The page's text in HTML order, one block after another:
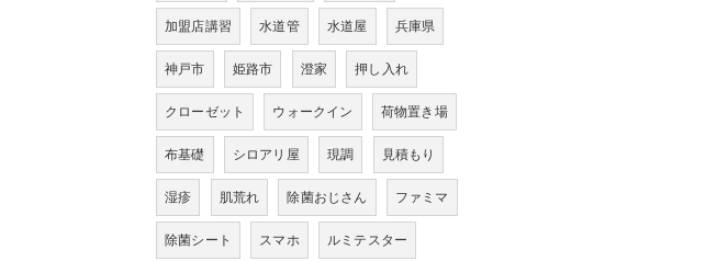
加盟店講習 水道管 水道屋 兵庫県
神戸市 姫路市 澄家 押し入れ
クローゼット ウォークイン 荷物置き場
布基礎 シロアリ屋 現調 見積もり
湿疹 肌荒れ 除菌おじさん ファミマ
除菌シート スマホ ルミテスター